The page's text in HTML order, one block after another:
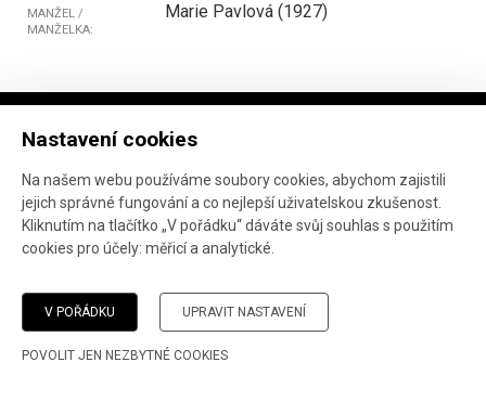
Nastavení cookies
Na našem webu používáme soubory cookies, abychom zajistili
jejich správné fungování a co nejlepší uživatelskou zkušenost.
Kliknutím na tlačítko „V pořádku“ dáváte svůj souhlas s použitím
cookies pro účely: měřicí a analytické
V POŘÁDKU UPRAVIT NASTAVENÍ
POVOLIT JEN NEZBYTNÉ COOKIES
MANŽEL /
MANŽELKA:
Marie Pavlová (1927)
Projekt ve spolupráci Národního archivu
, Marka
Janáčea Ústavu pro studium totalitních režimů
Pokud jste narazili na chybu, děkujeme, že nám o ní
vědět.